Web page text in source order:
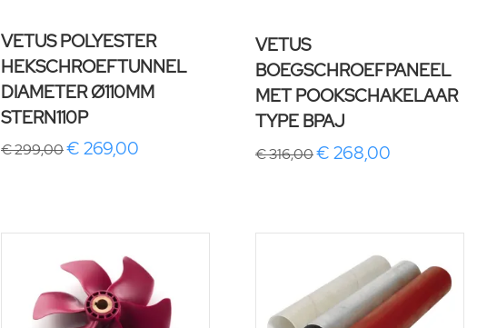
VETUS POLYESTER
HEKSCHROEFTUNNEL
DIAMETER Ø110MM
STERN110P
€ 299,00€ 269,00
VETUS
BOEGSCHROEFPANEEL
MET POOKSCHAKELAAR
TYPE BPAJ
€ 316,00€ 268,00